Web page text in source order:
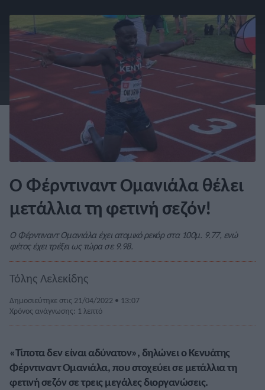
Ο Φέρντιναντ Ομανιάλα θέλει
μετάλλια τη φετινή σεζόν!
Ο Φέρντιναντ Ομανιάλα έχει ατομικό ρεκόρ στα 100μ. 9.77, ενώ
φέτος έχει τρέξει ως τώρα σε 9.98.
Τόλης Λελεκίδης
Δημοσιεύτηκε στις 21/04/2022 • 13:07
Χρόνος ανάγνωσης: 1 λεπτό
«Τίποτα δεν είναι αδύνατον», δηλώνει ο Κενυάτης
Φέρντιναντ Ομανιάλα, που στοχεύει σε μετάλλια τη
φετινή σεζόν σε τρεις μεγάλες διοργανώσεις.